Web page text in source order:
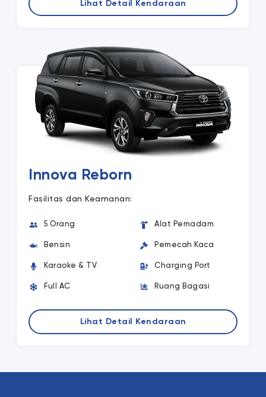
Lihat Detail Kendaraan
Innova Reborn
Fasilitas dan Keamanan:
5 Orang
Bensin
Karaoke & TV
Full AC
Alat Pemadam
Pemecah Kaca
Charging Port
Ruang Bagasi
Lihat Detail Kendaraan